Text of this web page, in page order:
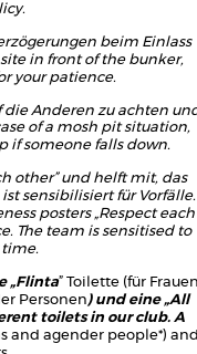
beim Einlass
in front of the bunker,
your patience.
Anderen zu achten
of a mosh pit situation,
if someone falls down.
other” und helft mit, das
sensibilisiert für Vorfälle.
posters „Respect each
The team is sensitised to
time.
„Flinta” Toilette (für
Personen) und eine „All
toilets in our club. A
and agender people*) and